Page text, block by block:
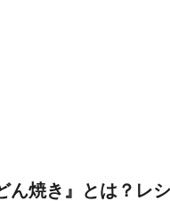
ん焼き』とは？レ